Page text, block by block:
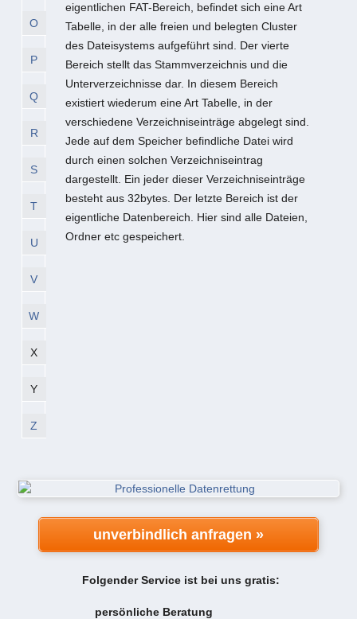
O
P
Q
R
S
T
U
V
W
X
Y
Z
eigentlichen FAT-Bereich, befindet sich eine Art
Tabelle, in der alle freien und belegten Cluster
des Dateisystems aufgeführt sind. Der vierte
Bereich stellt das Stammverzeichnis und die
Unterverzeichnisse dar. In diesem Bereich
existiert wiederum eine Art Tabelle, in der
verschiedene Verzeichniseinträge abgelegt sind.
Jede auf dem Speicher befindliche Datei wird
durch einen solchen Verzeichniseintrag
dargestellt. Ein jeder dieser Verzeichniseinträge
besteht aus 32bytes. Der letzte Bereich ist der
eigentliche Datenbereich. Hier sind alle Dateien,
Ordner etc gespeichert.
unverbindlich anfragen »
Folgender Service ist bei uns gratis:
persönliche Beratung